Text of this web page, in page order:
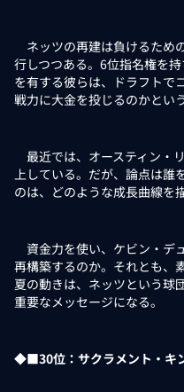
ネッツの再建は負けるため
行しつつある。6位指名権を
を有する彼らは、ドラフトで
戦力に大金を投じるのかとい
最近では、オースティン・
上している。だが、論点は誰
のは、どのような成長曲線を
資金力を使い、ケビン・デ
再構築するのか。それとも、
夏の動きは、ネッツという球
重要なメッセージになる。
◆■30位：サクラメント・キ